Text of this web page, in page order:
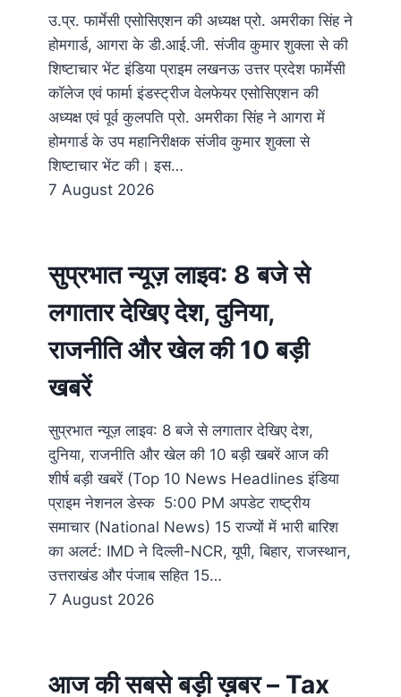
उ.प्र. फार्मेसी एसोसिएशन की अध्यक्ष प्रो. अमरीका सिंह ने
होमगार्ड, आगरा के डी.आई.जी. संजीव कुमार शुक्ला से की
शिष्टाचार भेंट इंडिया प्राइम लखनऊ उत्तर प्रदेश फार्मेसी
कॉलेज एवं फार्मा इंडस्ट्रीज वेलफेयर एसोसिएशन की
अध्यक्ष एवं पूर्व कुलपति प्रो. अमरीका सिंह ने आगरा में
होमगार्ड के उप महानिरीक्षक संजीव कुमार शुक्ला से
शिष्टाचार भेंट की। इस…
7 August 2026
सुप्रभात न्यूज़ लाइव: 8 बजे से
लगातार देखिए देश, दुनिया,
राजनीति और खेल की 10 बड़ी
खबरें
सुप्रभात न्यूज़ लाइव: 8 बजे से लगातार देखिए देश,
दुनिया, राजनीति और खेल की 10 बड़ी खबरें आज की
शीर्ष बड़ी खबरें (Top 10 News Headlines इंडिया
प्राइम नेशनल डेस्क 5:00 PM अपडेट राष्ट्रीय
समाचार (National News) 15 राज्यों में भारी बारिश
का अलर्ट: IMD ने दिल्ली-NCR, यूपी, बिहार, राजस्थान,
उत्तराखंड और पंजाब सहित 15…
7 August 2026
आज की सबसे बड़ी ख़बर – Tax